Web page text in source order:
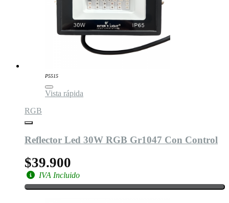
P5515
Vista rápida
RGB
Reflector Led 30W RGB Gr1047 Con Control
$39.900
IVA Incluido